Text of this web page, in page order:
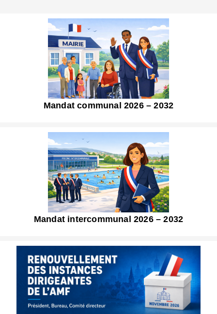
Mandat communal 2026 – 2032
Mandat intercommunal 2026 – 2032